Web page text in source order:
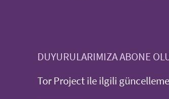
DUYURULARIMIZA ABONE
Tor Project ile ilgili